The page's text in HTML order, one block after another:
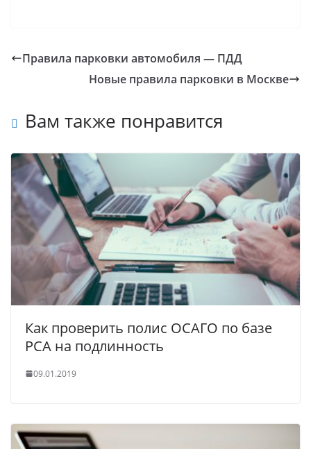
Правила парковки автомобиля — ПДД
Новые правила парковки в Москве
Вам также понравится
Как проверить полис ОСАГО по базе
РСА на подлинность
09.01.2019